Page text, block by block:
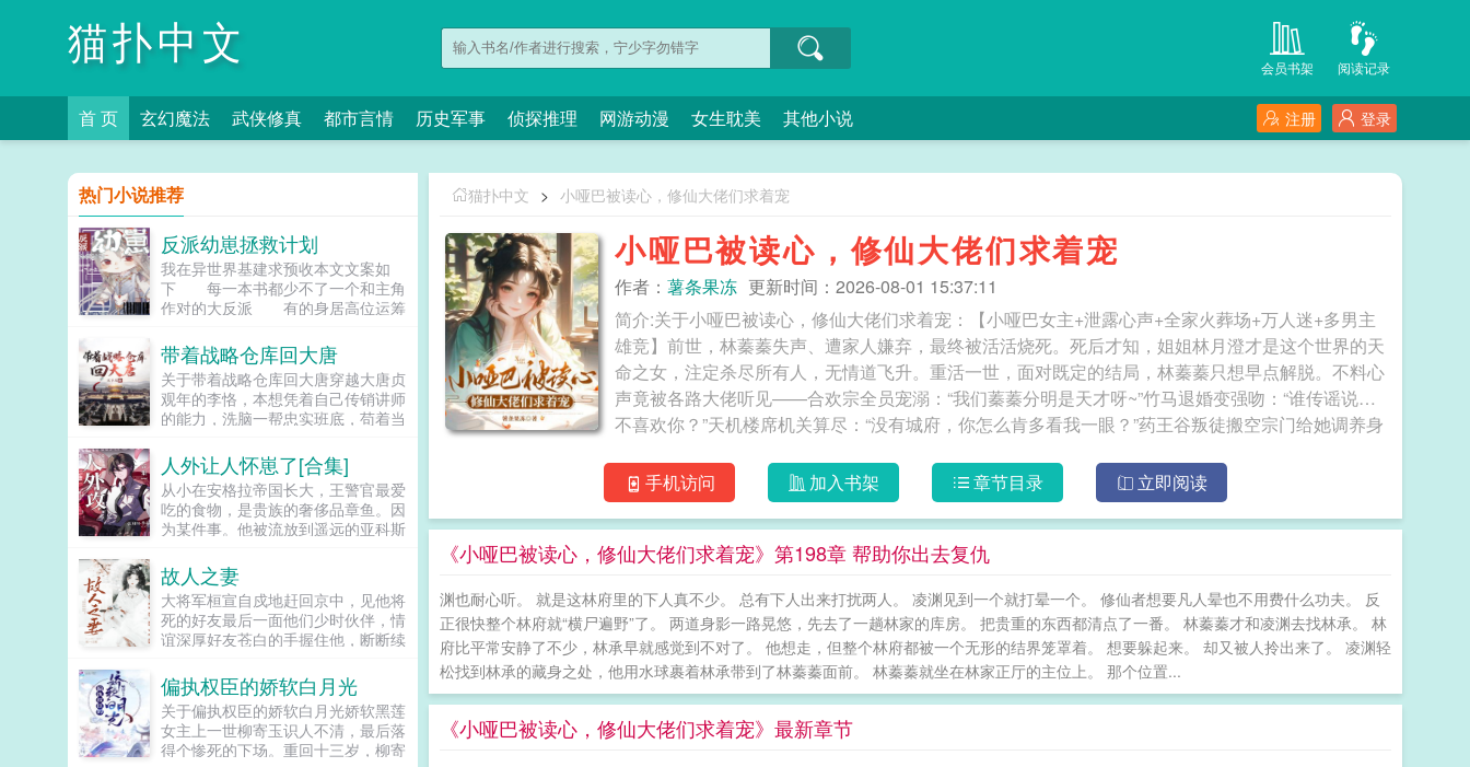
猫扑中文 阅读记录
会员书架
首 页 玄幻魔法 武侠修真 都市言情 历史军事 侦探推理 网游动漫 女生耽美 其他小说 登录
注册
猫扑中文 > 小哑巴被读心，修仙大佬们求着宠
小哑巴被读心，修仙大佬们求着宠
作者： 薯条果冻 更新时间：2026-08-01 15:37:11
简介:关于小哑巴被读心，修仙大佬们求着宠：【小哑巴女主+泄露心声+全家火葬场+万人迷+多男主
雄竞】前世，林蓁蓁失声、遭家人嫌弃，最终被活活烧死。死后才知，姐姐林月澄才是这个世界的天
命之女，注定杀尽所有人，无情道飞升。重活一世，面对既定的结局，林蓁蓁只想早点解脱。不料心
声竟被各路大佬听见——合欢宗全员宠溺：“我们蓁蓁分明是天才呀~”竹马退婚变强吻：“谁传谣说我
不喜欢你？”天机楼席机关算尽：“没有城府，你怎么肯多看我一眼？”药王谷叛徒搬空宗门给她调养身
吧？”奖池还在叠加，林蓁蓁再也不是求爱不得的小可怜。林家人终于后悔要补偿她，可这一世，她已
不在意了。 小哑巴被读心，修仙大佬们求着宠
手机访问 加入书架 章节目录 立即阅读
《小哑巴被读心，修仙大佬们求着宠》第198章 帮助你出去复仇
渊也耐心听。 就是这林府里的下人真不少。 总有下人出来打扰两人。 凌渊见到一个就打晕一个。 修仙者想要凡人晕也不用费什么功夫。 反
正很快整个林府就“横尸遍野”了。 两道身影一路晃悠，先去了一趟林家的库房。 把贵重的东西都清点了一番。 林蓁蓁才和凌渊去找林承。 林
府比平常安静了不少，林承早就感觉到不对了。 他想走，但整个林府都被一个无形的结界笼罩着。 想要躲起来。 却又被人拎出来了。 凌渊轻
松找到林承的藏身之处，他用水球裹着林承带到了林蓁蓁面前。 林蓁蓁就坐在林家正厅的主位上。 那个位置...
《小哑巴被读心，修仙大佬们求着宠》最新章节
热门小说推荐
反派幼崽拯救计划
我在异世界基建求预收本文文案如
下 每一本书都少不了一个和主角
作对的大反派 有的身居高位运筹
的智力超群，随意可以造就一场灾
难 有的善于伪装，表面与主...
带着战略仓库回大唐
关于带着战略仓库回大唐穿越大唐贞
观年的李恪，本想凭着自己传销讲师
的能力，洗脑一帮忠实班底，苟着当
后，却发现自己还带来了一整个国家
战略储备仓库。于是李恪彻底放飞了
自我，要当就得当个天不怕地不怕的
逍遥王爷！先整个报纸，刷刷名声。
再整个炼铁厂，掌控大唐钢铁炼制，
和府兵谋个福利，团结一切可团结之
人。当长孙老阴人想要针对李恪的时
候，却发现，除了朝堂之上，外面已
经都是李恪了。等李恪搞定一切，可
朕已经封你当太子了。李恪别啊，那
个皇帝，狗都不当。...
人外让人怀崽了[合集]
从小在安格拉帝国长大，王警官最爱
吃的食物，是贵族的奢侈品章鱼。因
为某件事。他被流放到遥远的亚科斯
岛上发生血案。法医诊断死因非人
为，而应该来自某种纲足科海洋软体
动物...
故人之妻
大将军桓宣自戍地赶回京中，见他将
死的好友最后一面他们少时伙伴，情
谊深厚好友苍白的手握住他，断断续
很是可怜，我死后，请你好好照顾
她。桓宣抬眼，见雪肤乌发的女子藏
在帷幕...
偏执权臣的娇软白月光
关于偏执权臣的娇软白月光娇软黑莲
女主上一世柳寄玉识人不清，最后落
得个惨死的下场。重回十三岁，柳寄